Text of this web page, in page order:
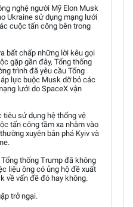
nghệ người Mỹ Elon Musk
Ukraine sử dụng mạng lưới
cuộc tấn công bên trong
bất chấp những lời kêu gọi
gặp gần đây, Tổng thống
trình đã yêu cầu Tổng
lực buộc Musk dỡ bỏ các
lưới do SpaceX vận
sử dụng hệ thống vệ
tấn công tầm xa nhằm vào
xuyên bắn phá Kyiv và
thống Trump đã không
liệu ông có ủng hộ đề xuất
về vấn đề đó hay không.
trở ngại.